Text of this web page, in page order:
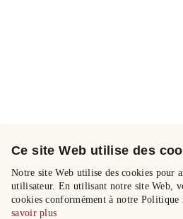
Ce site Web utilise des
Notre site Web utilise des cookies pour
utilisateur. En utilisant notre site Web,
cookies conformément à notre
savoir plus